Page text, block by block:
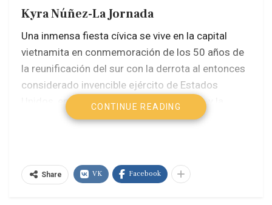
Kyra Núñez-La Jornada
Una inmensa fiesta cívica se vive en la capital
vietnamita en conmemoración de los 50 años de
la reunificación del sur con la derrota al entonces
considerado invencible ejército de Estados
Unidos, en Saigón el 30 de abril de 1975, y la
emergencia de un nuevo tigre asiático donde se
estadunidenses, camboyanas y chinas de 1975 a
1979.
CONTINUE READING
Share VK Facebook